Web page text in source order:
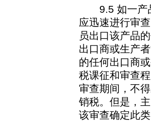
9.5 如一产品
应迅速进行审
员出口该产品
出口商或生产
的任何出口商
税课征和审查
审查期间，不
销税。但是，
该审查确定此